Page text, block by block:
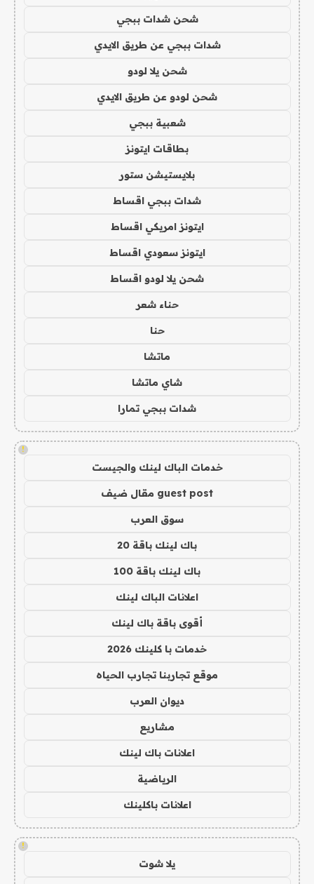
شحن شدات ببجي
شدات ببجي عن طريق الايدي
شحن يلا لودو
شحن لودو عن طريق الايدي
شعبية ببجي
بطاقات ايتونز
بلايستيشن ستور
شدات ببجي اقساط
ايتونز امريكي اقساط
ايتونز سعودي اقساط
شحن يلا لودو اقساط
حناء شعر
حنا
ماتشا
شاي ماتشا
شدات ببجي تمارا
!
خدمات الباك لينك والجيست
guest post مقال ضيف
سوق العرب
باك لينك باقة 20
باك لينك باقة 100
اعلانات الباك لينك
أقوى باقة باك لينك
خدمات با كلينك 2026
موقع تجاربنا تجارب الحياه
ديوان العرب
مشاريع
اعلانات باك لينك
الرياضية
اعلانات باكلينك
!
يلا شوت